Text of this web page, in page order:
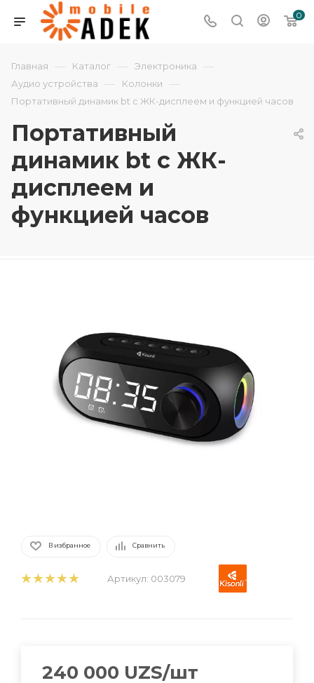
0
Главная — Каталог — Электроника —
Аудио устройства — Колонки —
Портативный динамик bt с ЖК-дисплеем и функцией часов
Портативный
динамик bt с ЖК-
дисплеем и
функцией часов
В избранное Сравнить
Артикул: 003079
240 000 UZS/шт